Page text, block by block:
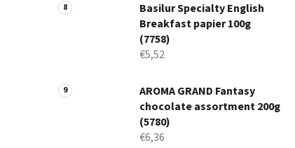
Basilur Specialty English
Breakfast papier 100g
(7758)
€5,52
AROMA GRAND Fantasy
chocolate assortment 200g
(5780)
€6,36